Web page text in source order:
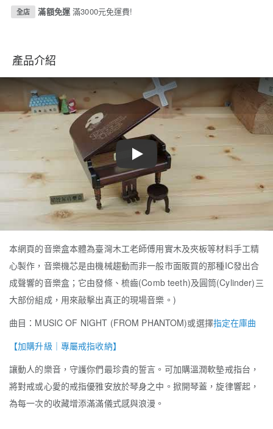
全店 滿額免運滿3000元免運費!
產品介紹
Play
本網頁的音樂盒本體為臺灣木工老師傅用實木及夾板等材料手工精
心製作，音樂機芯是由機械趨動而非一般市面販買的那種IC發出合
成聲響的音樂盒；它由發條、梳齒(Comb teeth)及圓筒(Cylinder)三
大部份組成，用來敲擊出真正的現場音樂。)
曲目：MUSIC OF NIGHT (FROM PHANTOM)或選擇指定在庫曲
【加購升級｜專屬戒指收納】
讓動人的樂音，守護你們最珍貴的誓言。可加購溫潤軟墊戒指台，
將對戒或心愛的戒指優雅安放於琴身之中。掀開琴蓋，旋律響起，
為每一次的收藏增添滿滿儀式感與浪漫。